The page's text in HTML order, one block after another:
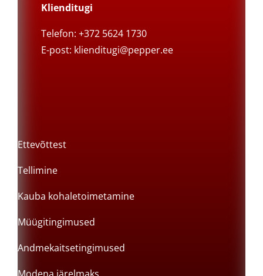
Klienditugi
Telefon: +372 5624 1730
E-post: klienditugi@pepper.ee
Ettevõttest
Tellimine
Kauba kohaletoimetamine
Müügitingimused
Andmekaitsetingimused
Modena järelmaks